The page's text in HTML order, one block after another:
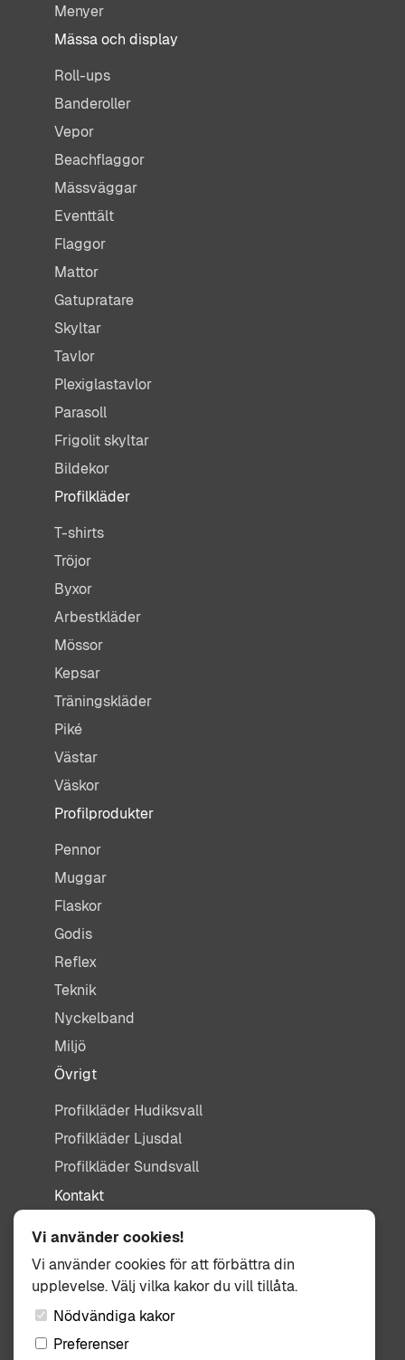
Menyer
Mässa och display
Roll-ups
Banderoller
Vepor
Beachflaggor
Mässväggar
Eventtält
Flaggor
Mattor
Gatupratare
Skyltar
Tavlor
Plexiglastavlor
Parasoll
Frigolit skyltar
Bildekor
Profilkläder
T-shirts
Tröjor
Byxor
Arbestkläder
Mössor
Kepsar
Träningskläder
Piké
Västar
Väskor
Profilprodukter
Pennor
Muggar
Flaskor
Godis
Reflex
Teknik
Nyckelband
Miljö
Övrigt
Profilkläder Hudiksvall
Profilkläder Ljusdal
Profilkläder Sundsvall
Kontakt
info@tisdag.se
0650-155 95
Kullbäcksvägen 3
824 31 Hudiksvall
Vi använder cookies!
Vi använder cookies för att förbättra din
upplevelse. Välj vilka kakor du vill tillåta.
Nödvändiga kakor
Preferenser